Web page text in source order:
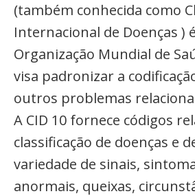
(também conhecida como
Internacional de Doenças )
Organização Mundial de
visa padronizar a
outros problemas
A CID 10 fornece códigos
classificação de doenças e
variedade de sinais,
anormais, queixas,